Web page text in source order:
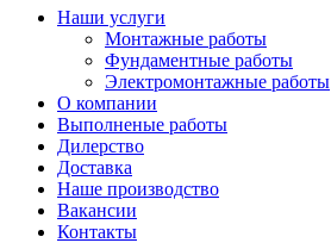
Наши услуги
Монтажные работы
Фундаментные работы
Электромонтажные работы
О компании
Выполненые работы
Дилерство
Доставка
Наше производство
Вакансии
Контакты